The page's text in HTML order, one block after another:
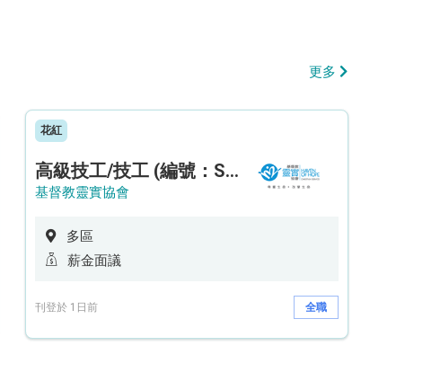
更多
花紅
高級技工/技工 (編號：SSO/FM/A/CTE)
基督教靈實協會
多區
薪金面議
刊登於 1日前 全職